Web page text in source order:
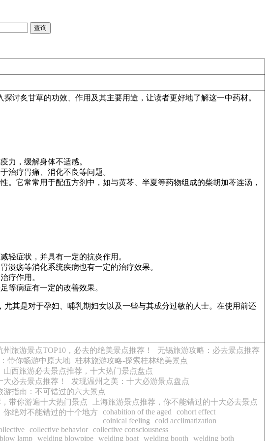
讨炙甘草的功效、作用及其主要用途，让读者更好地了解这一中药材。
力，缓解身体不适感。
治疗胃痛、消化不良等问题。
它常常用于配伍方剂中，如与黄芩、半夏等药物组成的柴胡加芩连汤，
轻症状，并具有一定的抗炎作用。
溃疡等消化系统疾病也有一定的治疗效果。
疗作用。
等病症有一定的改善效果。
其是对于孕妇、哺乳期妇女以及一些与其成分过敏的人士。在使用前还
州旅游景点TOP10，必去的绝美景点推荐！
无锡旅游攻略：必去景点推荐
带你畅游中原大地 桂林旅游攻略-探索桂林绝美景点
山西旅游必去景点推荐，十大热门景点盘点
大必去景点推荐！
发现温州之美：十大必游景点盘点
游指南：不可错过的六大景点
带你游遍十大热门景点
上海旅游景点推荐，你不能错过的十大必去景点
你绝对不能错过的十个地方 cohabition of the aged
cohort effect
coinical feeling
cold acclimatization
collective behavior collective consciousness
lamp welding blowpipe welding boat welding booth welding both